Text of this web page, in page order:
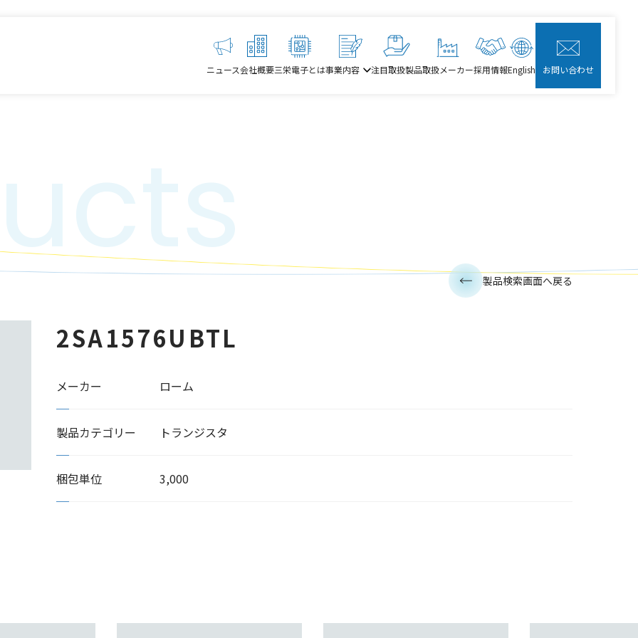
ニュース会社概要三栄電子とは事業内容 注目取扱製品取扱メーカー採用情報English お問い合わせ
2SA1576UBTL
メーカー ローム
製品カテゴリー トランジスタ
梱包単位 3,000
製品検索画面へ戻る